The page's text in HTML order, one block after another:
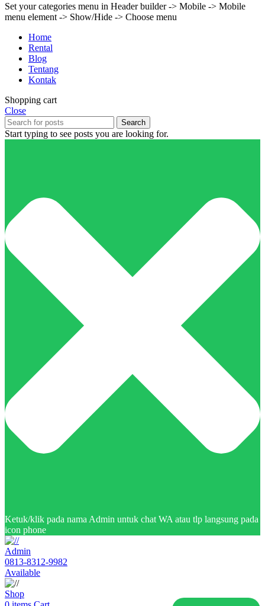
Set your categories menu in Header builder -> Mobile -> Mobile
menu element -> Show/Hide -> Choose menu
Home
Rental
Blog
Tentang
Kontak
Shopping cart
Close
Search
Start typing to see posts you are looking for.
Ketuk/klik pada nama Admin untuk chat WA atau tlp langsung pada
icon phone
Admin
0813-8312-9982
Available
Shop